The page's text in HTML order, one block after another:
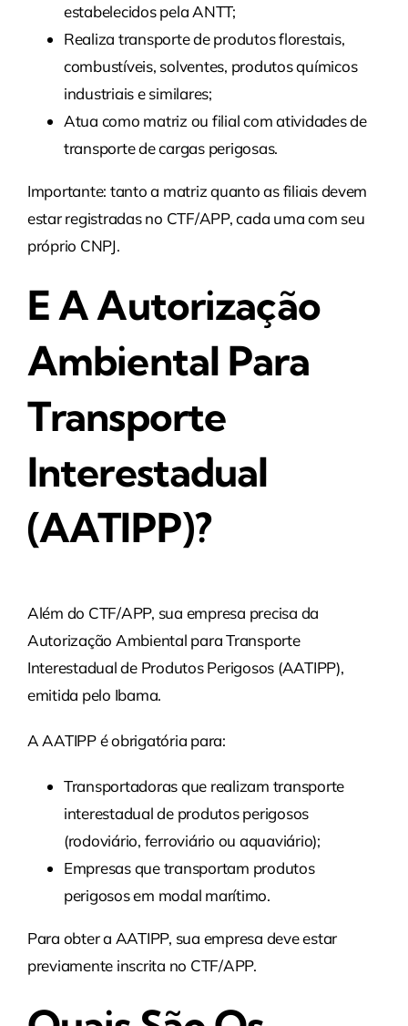
estabelecidos pela ANTT;
Realiza transporte de produtos florestais,
combustíveis, solventes, produtos químicos
industriais e similares;
Atua como matriz ou filial com atividades de
transporte de cargas perigosas.
Importante: tanto a matriz quanto as filiais devem
estar registradas no CTF/APP, cada uma com seu
próprio CNPJ.
E A Autorização
Ambiental Para
Transporte
Interestadual
(AATIPP)?
Além do CTF/APP, sua empresa precisa da
Autorização Ambiental para Transporte
Interestadual de Produtos Perigosos (AATIPP),
emitida pelo Ibama.
A AATIPP é obrigatória para:
Transportadoras que realizam transporte
interestadual de produtos perigosos
(rodoviário, ferroviário ou aquaviário);
Empresas que transportam produtos
perigosos em modal marítimo.
Para obter a AATIPP, sua empresa deve estar
previamente inscrita no CTF/APP.